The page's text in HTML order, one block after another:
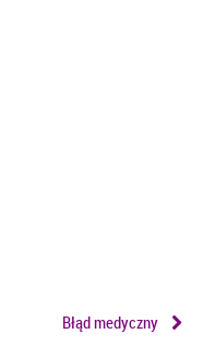
Błąd medyczny